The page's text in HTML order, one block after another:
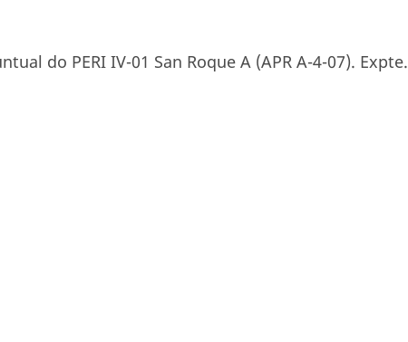
do PERI IV-01 San Roque A (APR A-4-07). Expte.